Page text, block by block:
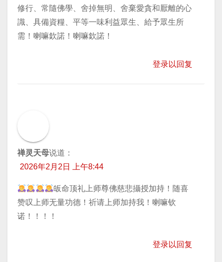
修行、常隨佛學、舍掉無明、舍棄愛貪和厭離的心
識、具備資糧、平等一味利益眾生、給予眾生所
需！喇嘛欽諾！喇嘛欽諾！
登录以回复
禅灵天母说道：
2026年2月2日 上午8:44
皈命顶礼上师尊佛慈悲攝授加持！随喜
赞叹上师无量功德！祈请上师加持我！喇嘛钦
诺！！！！
登录以回复